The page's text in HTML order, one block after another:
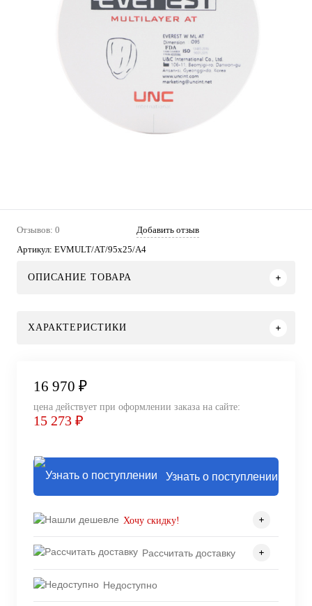
Отзывов: 0
Добавить отзыв
Артикул: EVMULT/AT/95x25/A4
ОПИСАНИЕ ТОВАРА
ХАРАКТЕРИСТИКИ
16 970 ₽
цена действует при оформлении заказа на сайте:
15 273 ₽
Узнать о поступлении
Хочу скидку!
Рассчитать доставку
Недоступно